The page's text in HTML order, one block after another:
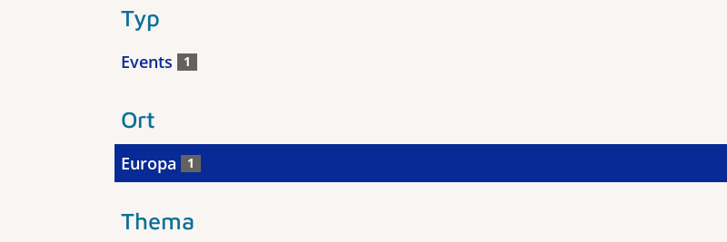
Typ
Events 1
Ort
Europa 1
Thema